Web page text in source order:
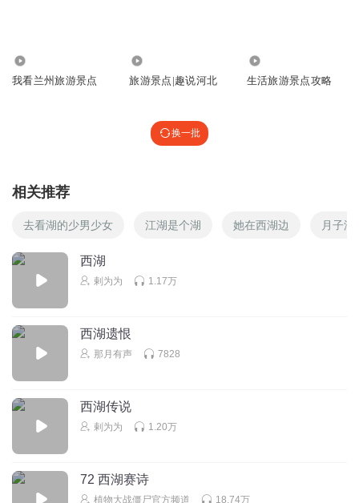
我看兰州旅游景点 旅游景点|趣说河北 生活旅游景点攻略
换一批
相关推荐
去看湖的少男少女 江湖是个湖 她在西湖边 月子湖
西湖
剌为为 1.17万
西湖遗恨
那月有声 7828
西湖传说
剌为为 1.20万
72 西湖赛诗
植物大战僵尸官方频道 18.74万